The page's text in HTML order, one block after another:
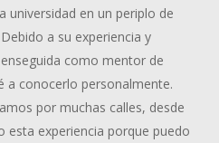
universidad en un periplo de
a su experiencia y
como mentor de
a conocerlo personalmente.
por muchas calles, desde
esta experiencia porque puedo